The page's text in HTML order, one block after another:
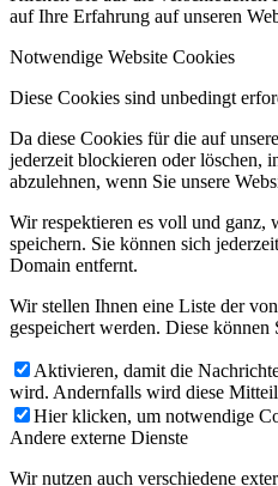
auf Ihre Erfahrung auf unseren
Notwendige Website Cookies
Diese Cookies sind unbedingt
Da diese Cookies für die auf
jederzeit blockieren oder löschen,
abzulehnen, wenn Sie unsere
Wir respektieren es voll und ganz,
speichern. Sie können sich
Domain entfernt.
Wir stellen Ihnen eine Liste der
gespeichert werden. Diese
Aktivieren, damit die
wird. Andernfalls wird diese
Hier klicken, um notwendige
Andere externe Dienste
Wir nutzen auch verschiedene